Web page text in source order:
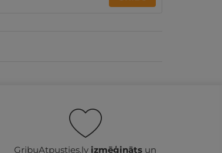
GribuAtpusties.lv izmēģināts un